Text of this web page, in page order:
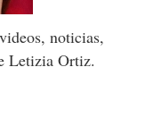
noticias,
Letizia Ortiz.